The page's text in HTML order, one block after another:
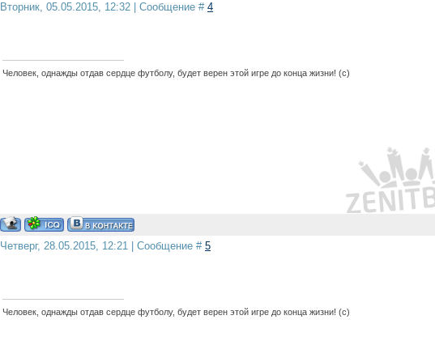
Вторник, 05.05.2015, 12:32 | Сообщение # 4
Человек, однажды отдав сердце футболу, будет верен этой игре до конца жизни! (с)
Четверг, 28.05.2015, 12:21 | Сообщение # 5
Человек, однажды отдав сердце футболу, будет верен этой игре до конца жизни! (с)